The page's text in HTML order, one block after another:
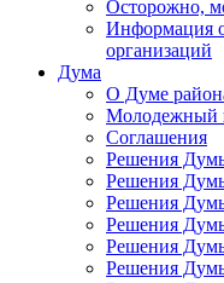
Осторожно,
Информация
организаций
Дума
О Думе
Молодежный
Соглашения
Решения
Решения
Решения
Решения
Решения
Решения